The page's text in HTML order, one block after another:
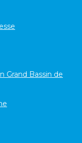
Grand Bassin de